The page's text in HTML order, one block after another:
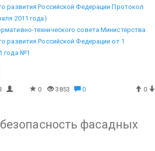
развития Российской Федерации Протокол
2011 года)
технического совета Министерства
развития Российской Федерации от 1
года №1
0 3853 0
0
фасадных